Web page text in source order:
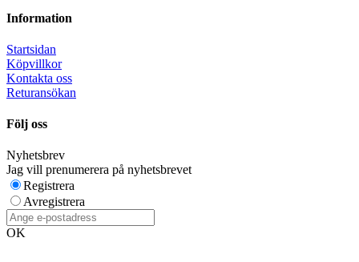
Information
Startsidan
Köpvillkor
Kontakta oss
Returansökan
Följ oss
Nyhetsbrev
Jag vill prenumerera på nyhetsbrevet
Registrera
Avregistrera
OK